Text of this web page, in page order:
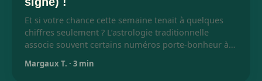
Et si votre chance cette semaine tenait à quelques
chiffres seulement ? L’astrologie traditionnelle
associe souvent certains numéros porte-bonheur à…
Margaux T. · 3 min